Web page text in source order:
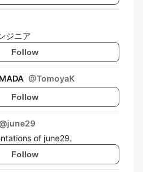
ジニア
Follow
@TomoyaK
Follow
june29
of june29.
Follow